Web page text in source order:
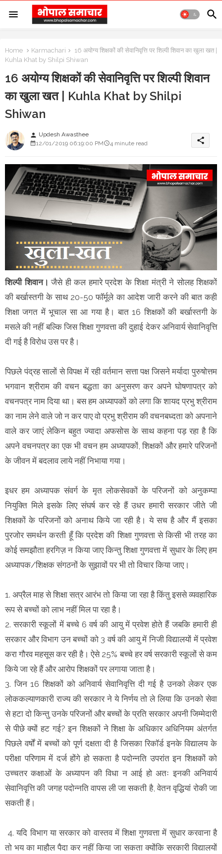
Home Karmachari
16 अयोग्य शिक्षकों की सेवानिवृत्ति पर शिल्पी शिवान का खुला खत |
Kuhla Khat by Shilpi Shiwan
16 अयोग्य शिक्षकों की सेवानिवृत्ति पर शिल्पी शिवान
का खुला खत | Kuhla Khat by Shilpi
Shiwan
person Updesh Awasthee
12/01/2019 06:19:00 PM
4 minute read share
शिल्पी शिवान। जैसे ही कल हमारे प्रदेश के शिक्षा मंत्री ने सोलह शिक्षकों
की बर्खास्तगी के साथ 20-50 फॉर्मूले का आदेश जारी करने की बात कही
शिक्षा जगत में भूचाल सा आ गया है। बात 16 शिक्षकों की बर्खास्तगी के
मसले की नहीं बल्कि जिस शिक्षा गुणवत्ता की दुहाई देकर अनिवार्य सेवानिवृत्ति
दी गई है विरोध उस पर है।
पिछले पंद्रह सालों से विपक्ष में रही वर्तमान सत्ता पक्ष जिसने मर्यादा पुरुषोत्तम
भगवान श्रीराम की वचन बद्धता का अनुसरण कर अपने घोषणापत्र को
वचनपत्र नाम दिया था। बस हम अध्यापकों को लगा कि शायद प्रभु श्रीराम
का नाम लेने वाले जो न कर पाए वो प्रभु श्रीराम की वचनबध्दता को अपनाने
वाले कर जाएं लेकिन बहुत ज्यादा अफसोस के साथ कहना पड़ रहा है कि
अपने वचनपत्र का एक भी वचन हम अध्यापकों, शिक्षकों और हमारे परिजनों
के जीवन में बदलाव लाये नहीं निभाया गया।
इधर हम अध्यापक संवर्ग के मृत लोकसेवकों के परिजनों को अनुकम्पा
नियुक्ति मिले इसके लिए संघर्ष कर रहे हैं उधर हमारी सरकार जीते जी
शिक्षकों के परिजनों को अनाथ किये जा रही है। ये सच है और मैं इसका
पुरजोर समर्थन करती हूँ कि प्रदेश की शिक्षा गुणवत्ता से किसी भी तरह का
कोई समझौता हरगिज़ न किया जाए किन्तु शिक्षा गुणवत्ता में सुधार के लिए हम
अध्यापक/शिक्षक संगठनों के सुझावों पर भी तो विचार किया जाए।
1. अप्रैल माह से शिक्षा सत्र आरंभ तो किया जा रहा है किंतु इससे व्यवहारिक
रूप से बच्चों को लाभ नहीं मिल पा रहा है।
2. सरकारी स्कूलों में बच्चे 6 वर्ष की आयु में प्रवेश होते हैं जबकि हमारी ही
सरकार और विभाग उन बच्चों को 3 वर्ष की आयु में निजी विद्यालयों में प्रवेश
करा गौरव महसूस कर रही है। ऐसे 25% बच्चे हर वर्ष सरकारी स्कूलों से कम
किये जा रहे हैं और आरोप शिक्षकों पर लगाया जाता है।
3. जिन 16 शिक्षकों को अनिवार्य सेवानिवृत्ति दी गई है उनको लेकर एक
लोककल्याणकारी राज्य की सरकार ने ये निर्णय तो ले लिया कि उनको सेवा
से हटा दो किन्तु उनके परिजनों और बच्चों के प्रति सरकार अपनी जिम्मेदारी
से पीछे क्यों हट गई? इन शिक्षकों ने शिक्षा के अधिकार अधिनियम अंतर्गत
पिछले वर्षों में बच्चों को पूर्ण दक्षता दी है जिसका रिकॉर्ड इनके विद्यालय के
परीक्षा परिणाम में दर्ज होंगे हो सकता है पदोन्नति उपरांत इन शिक्षकों को
उच्चतर कक्षाओं के अध्यापन की विधा न आई हो अतः इनकी अनिवार्य
सेवानिवृत्ति की जगह पदोन्नति वापस ली जा सकती है, वेतन वृद्धियां रोकी जा
सकती हैं।
4. यदि विभाग या सरकार को वास्तव में शिक्षा गुणवत्ता में सुधार करवाना है
तो भय का माहौल पैदा कर नहीं किया जा सकता क्योंकि सरकारी विद्यालयों